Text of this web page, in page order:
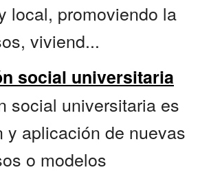
local, promoviendo la
viviend...
social universitaria
social universitaria es
y aplicación de nuevas
o modelos